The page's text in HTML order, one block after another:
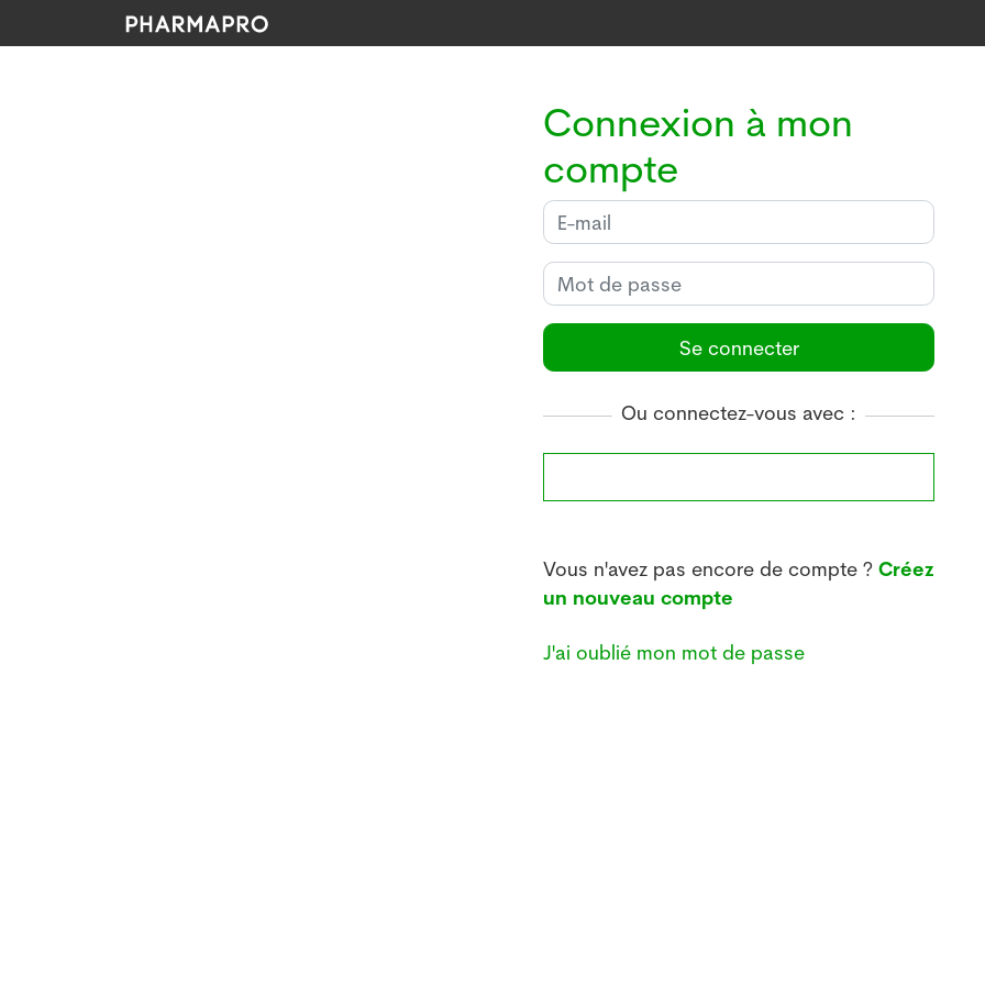
Connexion à mon
compte
Se connecter
Ou connectez-vous avec :
Vous n'avez pas encore de compte ? Créez
un nouveau compte
J'ai oublié mon mot de passe